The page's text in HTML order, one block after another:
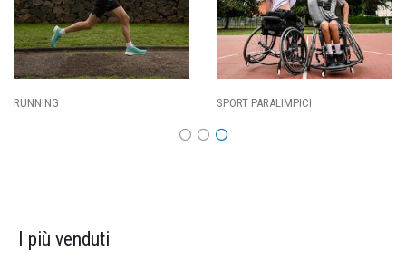
CALCIO
I più venduti